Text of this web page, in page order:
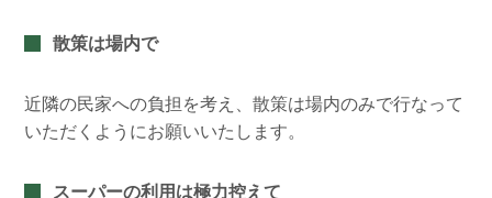
散策は場内で
近隣の民家への負担を考え、散策は場内のみで行なって
いただくようにお願いいたします。
スーパーの利用は極力控えて